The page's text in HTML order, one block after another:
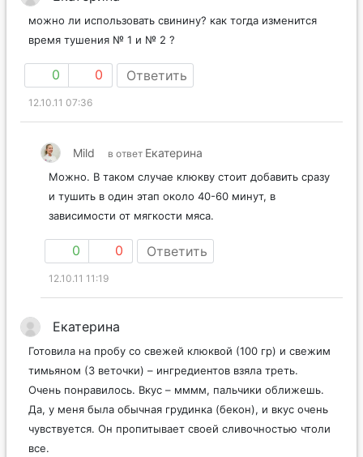
можно ли использовать свинину? как тогда изменится
время тушения № 1 и № 2 ?
0 0 Ответить
12.10.11 07:36
Mild в ответ Екатерина
Можно. В таком случае клюкву стоит добавить сразу
и тушить в один этап около 40-60 минут, в
зависимости от мягкости мяса.
0 0 Ответить
12.10.11 11:19
Екатерина
Готовила на пробу со свежей клюквой (100 гр) и свежим
тимьяном (3 веточки) – ингредиентов взяла треть.
Очень понравилось. Вкус – мммм, пальчики оближешь.
Да, у меня была обычная грудинка (бекон), и вкус очень
чувствуется. Он пропитывает своей сливочностью чтоли
все.